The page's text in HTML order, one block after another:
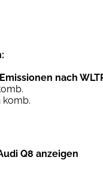
nach
komb.
Q8 anzeigen